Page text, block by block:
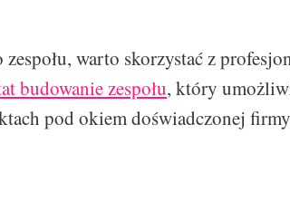
warto skorzystać z
budowanie zespołu, który
pod okiem doświadczonej